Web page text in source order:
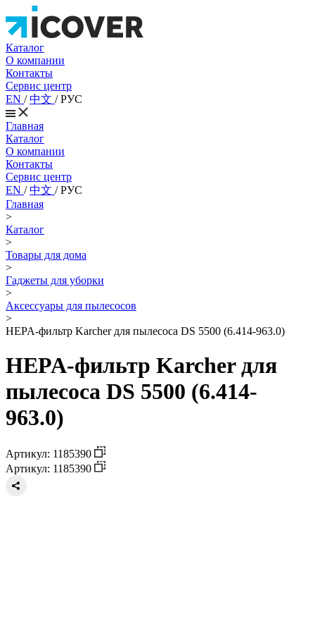
Каталог
О компании
Контакты
Сервис центр
EN /中文 /РУС
Главная
Каталог
О компании
Контакты
Сервис центр
EN /中文 /РУС
Главная
>
Каталог
>
Товары для дома
>
Гаджеты для уборки
>
Аксессуары для пылесосов
>
HEPA-фильтр Karcher для пылесоса DS 5500 (6.414-963.0)
HEPA-фильтр Karcher для
пылесоса DS 5500 (6.414-
963.0)
Артикул: 1185390
Артикул: 1185390